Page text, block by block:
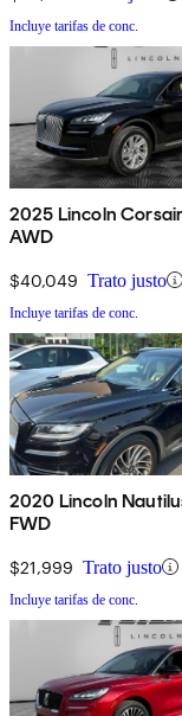
Incluye tarifas de conc.
2025 Lincoln
AWD
$40,049 Trato justo
Incluye tarifas de conc.
2020 Lincoln
FWD
$21,999 Trato justo
Incluye tarifas de conc.